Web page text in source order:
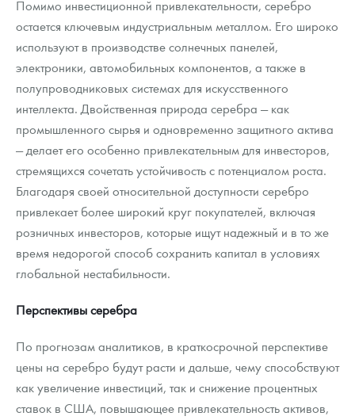
Помимо инвестиционной привлекательности, серебро
остается ключевым индустриальным металлом. Его широко
используют в производстве солнечных панелей,
электроники, автомобильных компонентов, а также в
полупроводниковых системах для искусственного
интеллекта. Двойственная природа серебра — как
промышленного сырья и одновременно защитного актива
— делает его особенно привлекательным для инвесторов,
стремящихся сочетать устойчивость с потенциалом роста.
Благодаря своей относительной доступности серебро
привлекает более широкий круг покупателей, включая
розничных инвесторов, которые ищут надежный и в то же
время недорогой способ сохранить капитал в условиях
глобальной нестабильности.
Перспективы серебра
По прогнозам аналитиков, в краткосрочной перспективе
цены на серебро будут расти и дальше, чему способствуют
как увеличение инвестиций, так и снижение процентных
ставок в США, повышающее привлекательность активов,